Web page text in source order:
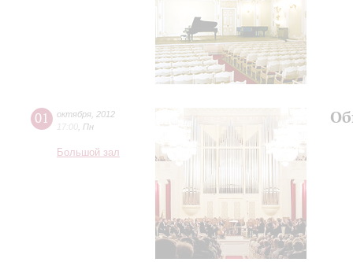
01 октября 2012
17:00
Пн
Большой зал